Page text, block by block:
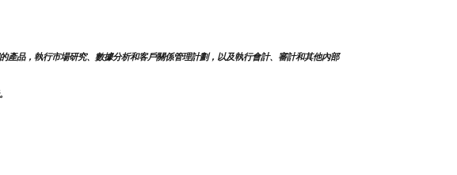
品，執行市場研究、數據分析和客戶關係管理計劃，以及執行會計、審計和其他內部